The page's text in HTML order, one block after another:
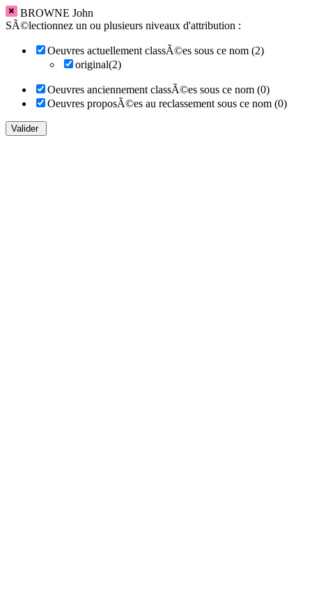
BROWNE John
SÃ©lectionnez un ou plusieurs niveaux d'attribution :
Oeuvres actuellement classÃ©es sous ce nom (2)
original(2)
Oeuvres anciennement classÃ©es sous ce nom (0)
Oeuvres proposÃ©es au reclassement sous ce nom (0)
Valider